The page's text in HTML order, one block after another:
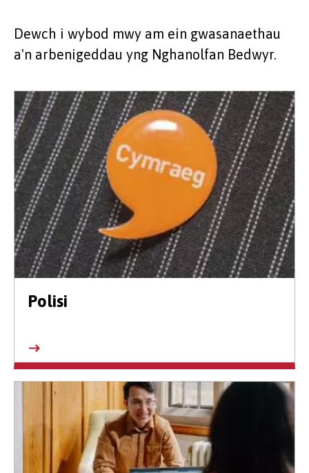
Dewch i wybod mwy am ein gwasanaethau
a'n arbenigeddau yng Nghanolfan Bedwyr.
Polisi